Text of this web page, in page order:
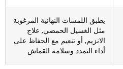
يطبق اللمسات النهائية المرغوبة
مثل الغسيل الحمضي, علاج
الانزيم, أو تنعيم مع الحفاظ على
أداء التمدد وسلامة القماش